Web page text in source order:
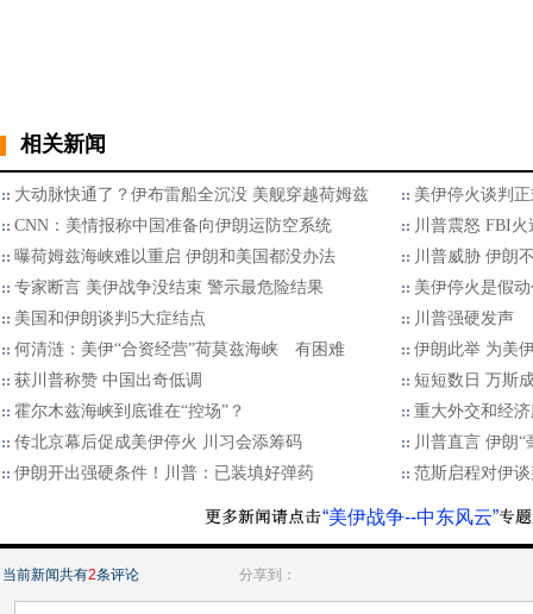
相关新闻
大动脉快通了？伊布雷船全沉没 美舰穿越荷姆兹
美伊停火谈判
CNN：美情报称中国准备向伊朗运防空系统
川普震怒 FBI
曝荷姆兹海峡难以重启 伊朗和美国都没办法
川普威胁 伊朗
专家断言 美伊战争没结束 警示最危险结果
美伊停火是假
美国和伊朗谈判5大症结点
川普强硬发声
何清涟：美伊“合资经营”荷莫兹海峡 有困难
伊朗此举 为美
获川普称赞 中国出奇低调
短短数日 万斯
霍尔木兹海峡到底谁在“控场”？
重大外交和经
传北京幕后促成美伊停火 川习会添筹码
川普直言 伊朗
伊朗开出强硬条件！川普：已装填好弹药
范斯启程对伊
“美伊战争--中东风云”
当前新闻共有2条评论 分享到：